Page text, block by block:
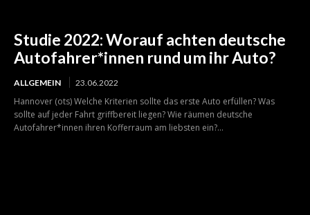
Studie 2022: Worauf achten deutsche
Autofahrer*innen rund um ihr Auto?
ALLGEMEIN 23.06.2022
Hannover (ots) Welche Kriterien sollte das erste Auto erfüllen? Was
sollte auf jeder Fahrt griffbereit liegen? Wie räumen deutsche
Autofahrer*innen ihren Kofferraum am liebsten ein?...